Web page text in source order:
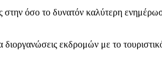
όσο το δυνατόν καλύτερη
διοργανώσεις εκδρομών με το